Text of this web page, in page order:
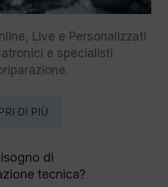
Live e Personalizzati
e specialisti
DI PIÙ
di
tecnica?